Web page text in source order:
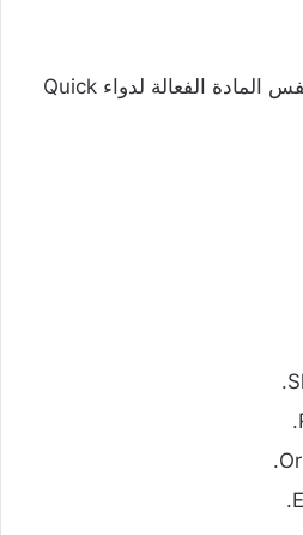
تحتوي الأدوية الآتية على نفس المادة الفعالة لدواء Quick